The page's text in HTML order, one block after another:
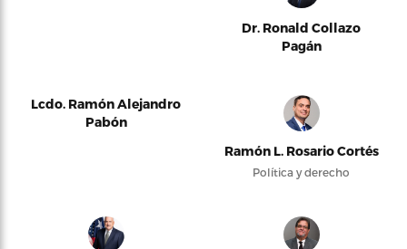
Dr. Ronald Collazo
Pagán
Lcdo. Ramón Alejandro
Pabón
Ramón L. Rosario Cortés
Política y derecho